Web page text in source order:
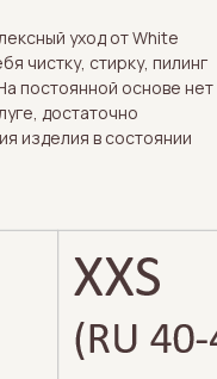
уход от White
чистку, стирку, пилинг
постоянной основе нет
достаточно
изделия в состоянии